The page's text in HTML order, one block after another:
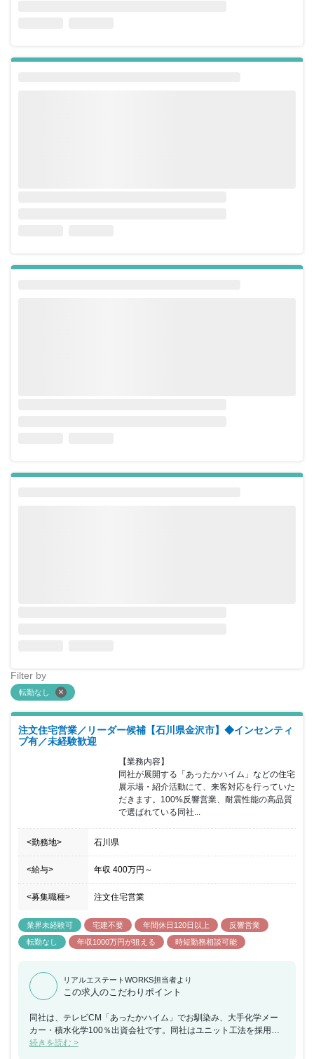
Filter by
転勤なし
注文住宅営業／リーダー候補【石川県金沢市】◆インセンティ
ブ有／未経験歓迎
【業務内容】
同社が展開する「あったかハイム」などの住宅
展示場・紹介活動にて、来客対応を行っていた
だきます。100%反響営業、耐震性能の高品質
で選ばれている同社...
<勤務地> 石川県
<給与> 年収 400万円 ～
<募集職種> 注文住宅営業
業界未経験可 宅建不要 年間休日120日以上
反響営業
転勤なし
年収1000万円が狙える 時短勤務相談可能
リアルエステートWORKS担当者より
この求人のこだわりポイント
同社は、テレビCM「あったかハイム」でお馴染み、大手化学メー
カー・積水化学100％出資会社です。同社はユニット工法を採用
し、高品質な建材を使用しています。また、化学メーカー傘下なら
続きを読む >